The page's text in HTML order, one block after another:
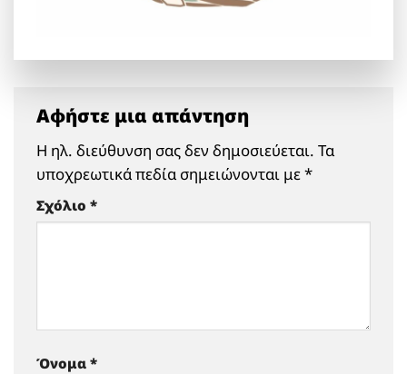
Αφήστε μια απάντηση
Η ηλ. διεύθυνση σας δεν δημοσιεύεται. Τα
υποχρεωτικά πεδία σημειώνονται με*
Σχόλιο *
Όνομα *